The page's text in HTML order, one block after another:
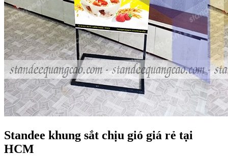
Standee khung sắt chịu gió giá rẻ tại
HCM